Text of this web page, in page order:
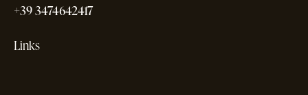
+39 3474642417
Links